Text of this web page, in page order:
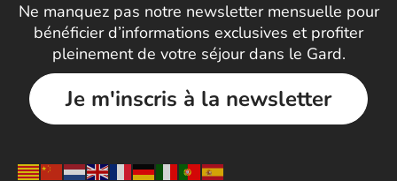
Ne manquez pas notre newsletter mensuelle pour
bénéficier d’informations exclusives et profiter
pleinement de votre séjour dans le Gard.
Je m'inscris à la newsletter